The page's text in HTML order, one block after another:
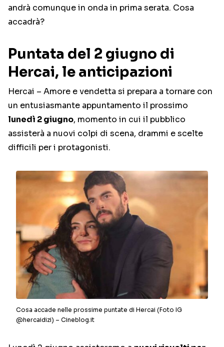
andrà comunque in onda in prima serata. Cosa
accadrà?
Puntata del 2 giugno di
Hercai, le anticipazioni
Hercai – Amore e vendetta si prepara a tornare con
un entusiasmante appuntamento il prossimo
lunedì 2 giugno, momento in cui il pubblico
assisterà a nuovi colpi di scena, drammi e scelte
difficili per i protagonisti.
Cosa accade nelle prossime puntate di Hercai (Foto IG
@hercaidizi) – Cineblog.it